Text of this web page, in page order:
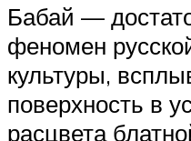
Бабай —
феномен
культуры,
поверхность в
расцвета